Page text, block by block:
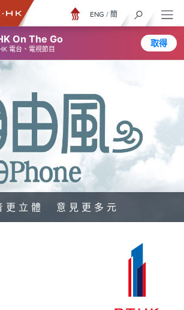
On The Go
電台、電視節目
取得
ENG / 簡
更立體 意見更多元